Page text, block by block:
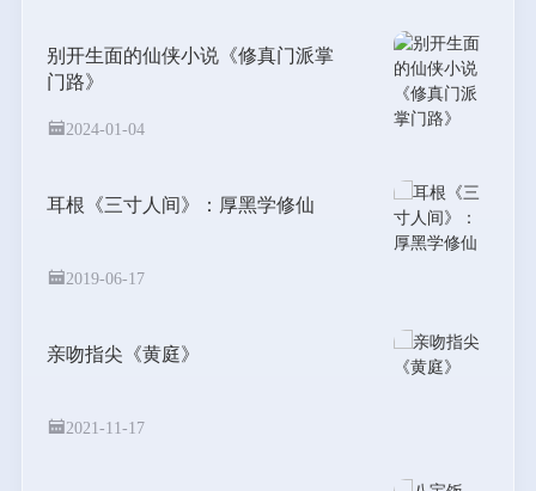
别开生面的仙侠小说《修真门派掌
门路》
2024-01-04
耳根《三寸人间》：厚黑学修仙
2019-06-17
亲吻指尖《黄庭》
2021-11-17